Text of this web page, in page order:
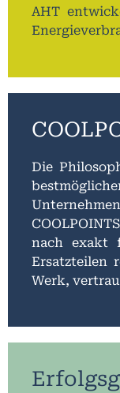
AHT
Die
nach exakt
Ersatzteilen
Werk,